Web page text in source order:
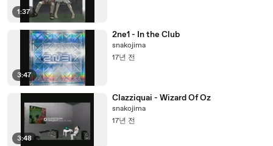
1:37
3:47
2ne1 - In the Club
snakojima
17년 전
3:48
Clazziquai - Wizard Of Oz
snakojima
17년 전